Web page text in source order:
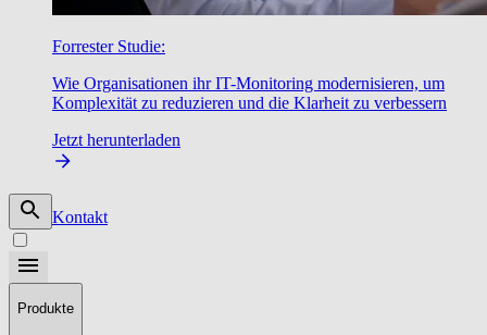
Forrester Studie:
Wie Organisationen ihr IT-Monitoring modernisieren, um
Komplexität zu reduzieren und die Klarheit zu verbessern
Jetzt herunterladen
Kontakt
Produkte